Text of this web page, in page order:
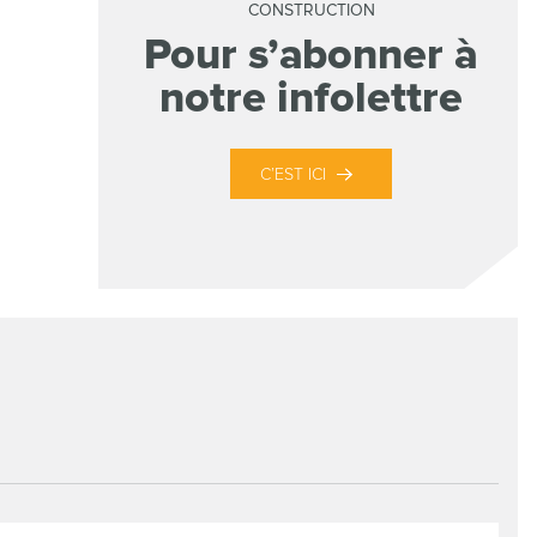
CONSTRUCTION
Pour s’abonner à
notre infolettre
C’EST ICI